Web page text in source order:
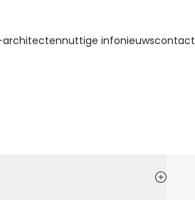
nuttige infonieuwscontact